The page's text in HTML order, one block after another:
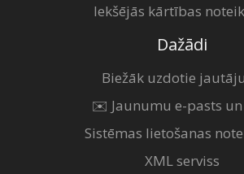
Iekšējās kārtības
Dažādi
Biežāk uzdotie
✉️ Jaunumu e-pasts un
Sistēmas lietošanas
XML serviss